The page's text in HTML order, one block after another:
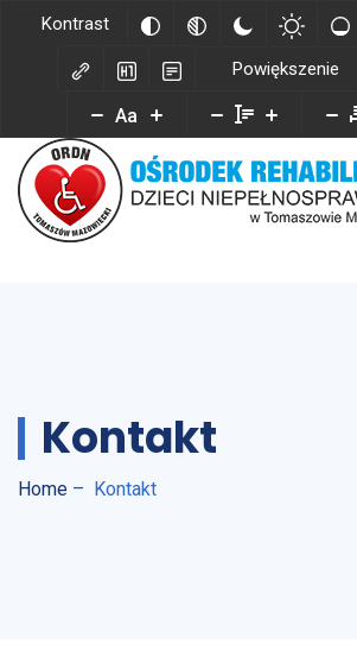
Kontrast
Powiększenie
Aa
Kontakt
Home – Kontakt